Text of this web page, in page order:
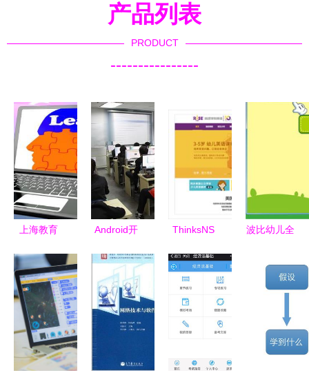
产品列表
PRODUCT
----------------
上海教育
打造智慧教
育新生态
Android开
与五种布局
方式在教育
软件开发中
的应用
ThinksNS
育新机遇的
专业软件开
发利器
波比幼儿全
官方免费版
引领幼儿学
能助手